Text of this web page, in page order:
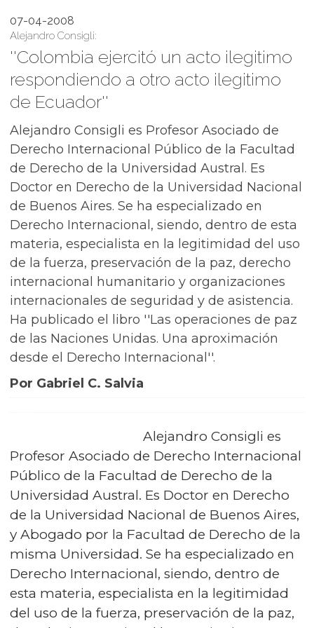
07-04-2008
Alejandro Consigli:
''Colombia ejercitó un acto ilegitimo
respondiendo a otro acto ilegitimo
de Ecuador''
Alejandro Consigli es Profesor Asociado de
Derecho Internacional Público de la Facultad
de Derecho de la Universidad Austral. Es
Doctor en Derecho de la Universidad Nacional
de Buenos Aires. Se ha especializado en
Derecho Internacional, siendo, dentro de esta
materia, especialista en la legitimidad del uso
de la fuerza, preservación de la paz, derecho
internacional humanitario y organizaciones
internacionales de seguridad y de asistencia.
Ha publicado el libro ''Las operaciones de paz
de las Naciones Unidas. Una aproximación
desde el Derecho Internacional''.
Por Gabriel C. Salvia
Alejandro Consigli es
Profesor Asociado de Derecho Internacional
Público de la Facultad de Derecho de la
Universidad Austral. Es Doctor en Derecho
de la Universidad Nacional de Buenos Aires,
y Abogado por la Facultad de Derecho de la
misma Universidad. Se ha especializado en
Derecho Internacional, siendo, dentro de
esta materia, especialista en la legitimidad
del uso de la fuerza, preservación de la paz,